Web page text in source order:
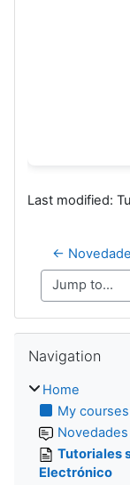
Last modified:
←
Jump to...
Navigation
Home
My courses
Tutoriales
Electrónico